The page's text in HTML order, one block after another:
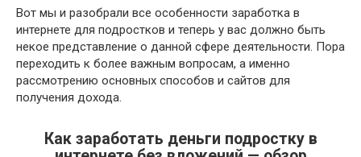
Вот мы и разобрали все особенности заработка в
интернете для подростков и теперь у вас должно быть
некое представление о данной сфере деятельности. Пора
переходить к более важным вопросам, а именно
рассмотрению основных способов и сайтов для
получения дохода.
Как заработать деньги подростку в